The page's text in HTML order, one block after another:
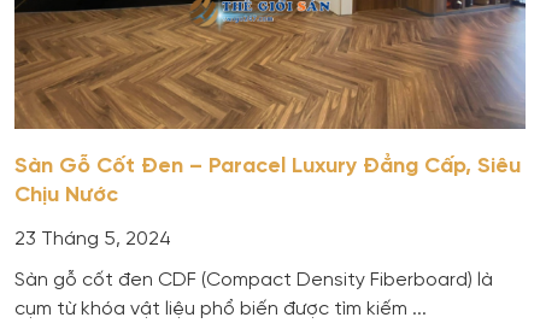
Sàn Gỗ Cốt Đen – Paracel Luxury Đẳng Cấp, Siêu
Chịu Nước
23 Tháng 5, 2024
Sàn gỗ cốt đen CDF (Compact Density Fiberboard) là
cụm từ khóa vật liệu phổ biến được tìm kiếm ...